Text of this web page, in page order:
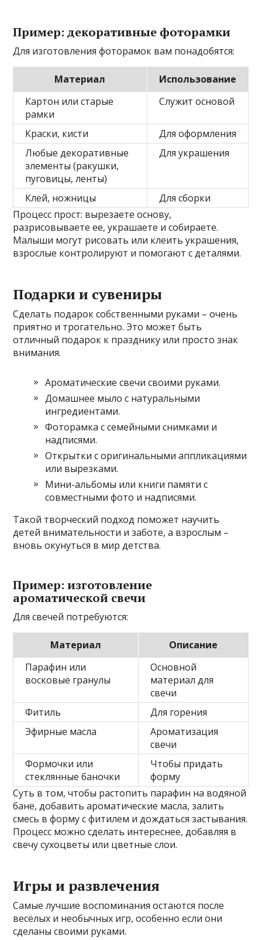
Пример: декоративные фоторамки
Для изготовления фоторамок вам понадобятся:
Материал
Использование
Картон или старые
рамки
Служит основой
Краски, кисти
Для оформления
Любые декоративные
элементы (ракушки,
пуговицы, ленты)
Для украшения
Клей, ножницы
Для сборки
Процесс прост: вырезаете основу,
разрисовываете ее, украшаете и собираете.
Малыши могут рисовать или клеить украшения,
взрослые контролируют и помогают с деталями.
Подарки и сувениры
Сделать подарок собственными руками – очень
приятно и трогательно. Это может быть
отличный подарок к празднику или просто знак
внимания.
Ароматические свечи своими руками.
Домашнее мыло с натуральными
ингредиентами.
Фоторамка с семейными снимками и
надписями.
Открытки с оригинальными аппликациями
или вырезками.
Мини-альбомы или книги памяти с
совместными фото и надписями.
Такой творческий подход поможет научить
детей внимательности и заботе, а взрослым –
вновь окунуться в мир детства.
Пример: изготовление
ароматической свечи
Для свечей потребуются:
Материал
Описание
Парафин или
восковые гранулы
Основной
материал для
свечи
Фитиль
Для горения
Эфирные масла
Ароматизация
свечи
Формочки или
стеклянные баночки
Чтобы придать
форму
Суть в том, чтобы растопить парафин на водяной
бане, добавить ароматические масла, залить
смесь в форму с фитилем и дождаться застывания.
Процесс можно сделать интереснее, добавляя в
свечу сухоцветы или цветные слои.
Игры и развлечения
Самые лучшие воспоминания остаются после
весёлых и необычных игр, особенно если они
сделаны своими руками.